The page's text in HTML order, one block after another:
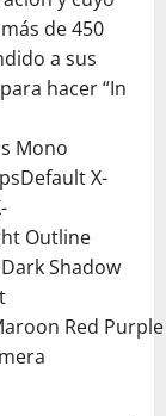
de 450
a sus
hacer “In
Mono
X-
Outline
Shadow
Red